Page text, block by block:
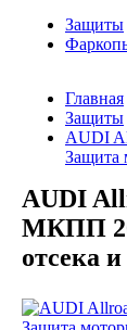
Защиты
Главная
Защиты
AUDI
Защита
AUDI
МКПП
отсека